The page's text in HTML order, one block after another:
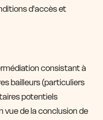
d'accès et
consistant à
bailleurs (particuliers
potentiels
vue de la conclusion de